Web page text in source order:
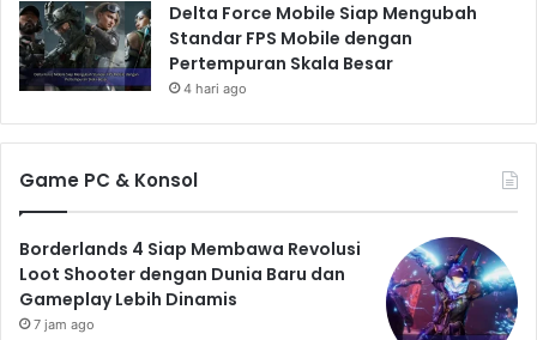
Delta Force Mobile Siap Mengubah
Standar FPS Mobile dengan
Pertempuran Skala Besar
4 hari ago
Game PC & Konsol
Borderlands 4 Siap Membawa Revolusi
Loot Shooter dengan Dunia Baru dan
Gameplay Lebih Dinamis
7 jam ago